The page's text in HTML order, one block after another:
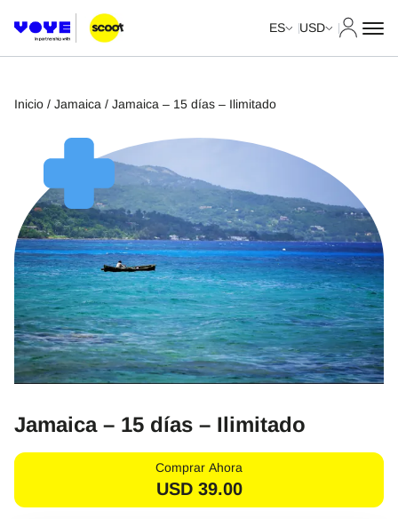
ES USD
Inicio / Jamaica / Jamaica – 15 días – Ilimitado
Jamaica – 15 días – Ilimitado
Comprar Ahora
USD 39.00